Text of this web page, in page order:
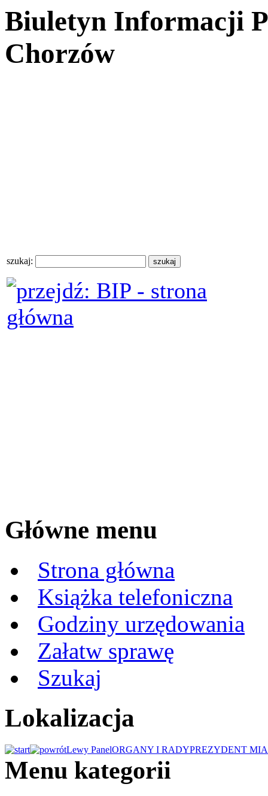
Biuletyn Informacji
Chorzów
szukaj:
Główne menu
Strona główna
Książka telefoniczna
Godziny urzędowania
Załatw sprawę
Szukaj
Lokalizacja
Lewy PanelORGANY I RADYPREZYDENT
Menu kategorii